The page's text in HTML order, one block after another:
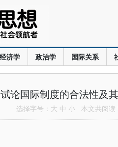
经济学 政治学 国际关系
论国际制度的合法性及
选择字号： 大 中 小 本文共阅读